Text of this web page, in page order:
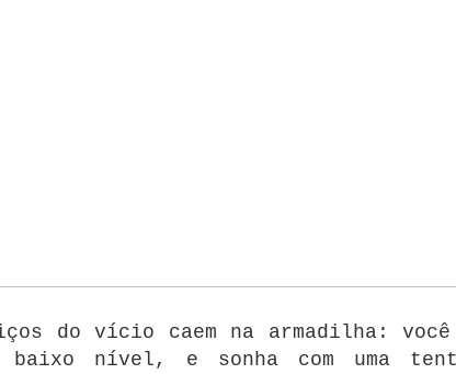
do vício caem na armadilha: você
baixo nível, e sonha com uma